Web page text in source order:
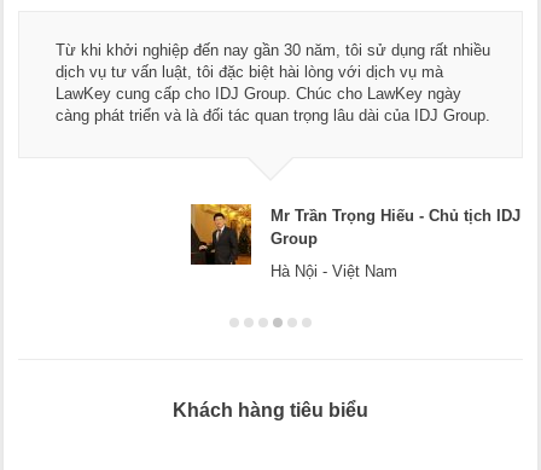
Từ khi khởi nghiệp đến nay gần 30 năm, tôi sử dụng rất nhiều
dịch vụ tư vấn luật, tôi đặc biệt hài lòng với dịch vụ mà
LawKey cung cấp cho IDJ Group. Chúc cho LawKey ngày
càng phát triển và là đối tác quan trọng lâu dài của IDJ Group.
Mr Trần Trọng Hiếu - Chủ tịch IDJ
Group
Hà Nội - Việt Nam
Khách hàng tiêu biểu